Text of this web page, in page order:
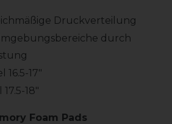
Druckverteilung
durch
17"
18"
Foam Pads